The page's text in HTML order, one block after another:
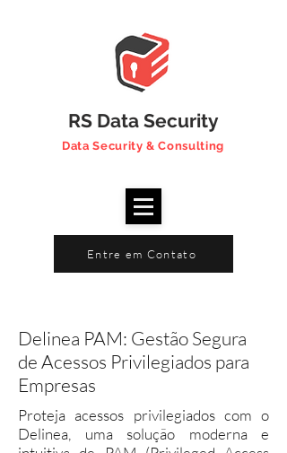
Data Security & Consulting
RS Data Security
Entre em Contato
Delinea PAM: Gestão Segura
de Acessos Privilegiados para
Empresas
Proteja acessos privilegiados com o
Delinea, uma solução moderna e